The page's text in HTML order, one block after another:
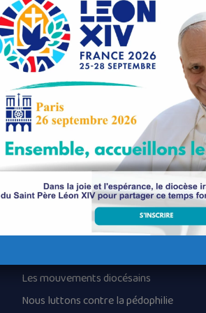
l’œuvre des retraites et des missions.
ha mervel a reas e Plevin d’an 28 a
war-lerh e vestr Dom Mikel-an-Nobletz.
Kerne, da brezeg ar mision : 439 mision
ar vro, e ampartiz, ha muioh c’hoaz e
kalz a veleien (ouspenn mil o-deus
evid pell ar misionou hag ar retrejou en or
Nos paroisses
Les mouvements diocésains
Nous luttons contre la pédophilie